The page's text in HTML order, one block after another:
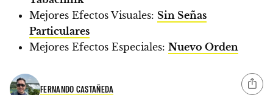
Mejores Efectos Visuales: Sin Señas
Particulares
Mejores Efectos Especiales: Nuevo Orden
FERNANDO CASTAÑEDA